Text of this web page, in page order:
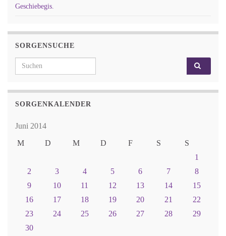
Geschiebegis.
SORGENSUCHE
Search for:
SORGENKALENDER
Juni 2014
M
D M D F S
S
1
2
3 4 5 6 7
8
9
10 11 12 13 14
15
16
17 18 19 20 21
22
23
24 25 26 27 28
29
30